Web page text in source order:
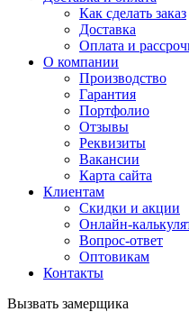
Как сделать заказ
Доставка
Оплата и
О компании
Производство
Гарантия
Портфолио
Отзывы
Реквизиты
Вакансии
Карта сайта
Клиентам
Скидки и акции
Онлайн-
Вопрос-ответ
Оптовикам
Контакты
Вызвать замерщика